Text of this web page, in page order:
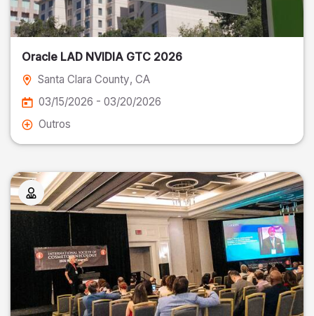
Oracle LAD NVIDIA GTC 2026
Santa Clara County, CA
03/15/2026 - 03/20/2026
Outros